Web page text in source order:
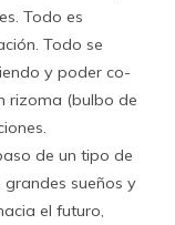
Todo es
Todo se
y poder co-
rizoma (bulbo de
de un tipo de
sueños y
el futuro,